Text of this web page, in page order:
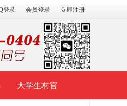
登录 会员登录 立即注册
大学生村官